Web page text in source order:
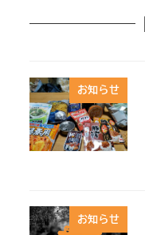
お知らせ
お知らせ